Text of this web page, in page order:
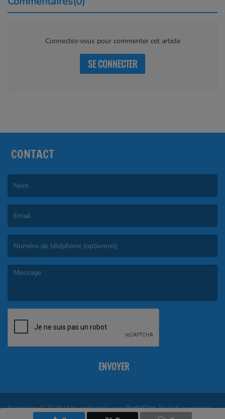
Connectez-vous pour commenter cet article
SE CONNECTER
CONTACT
ENVOYER
RadioKing © 2026 | Site radio créé avecRadioKing. RadioKing permet